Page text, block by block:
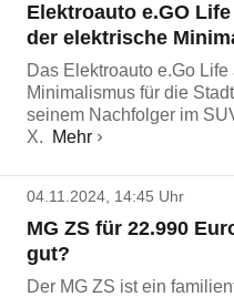
Elektroauto e.GO
der elektrische
Das Elektroauto e.Go
Minimalismus für die
seinem Nachfolger im
X.
Mehr
04.11.2024, 14:45 Uhr
MG ZS für 22.990
gut?
Der MG ZS ist ein